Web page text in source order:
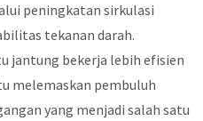
peningkatan sirkulasi
tekanan darah.
jantung bekerja lebih efisien
melemaskan pembuluh
yang menjadi salah satu